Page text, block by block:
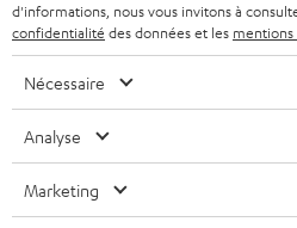
d'informations, nous vous invitons à
confidentialité des données et les mentions
Nécessaire
Analyse
Marketing